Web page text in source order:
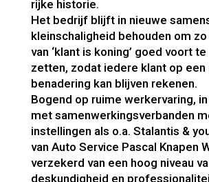
rijke historie.
Het bedrijf blijft in nieuwe
kleinschaligheid behouden om
van ‘klant is koning’ goed voort te
zetten, zodat iedere klant op
benadering kan blijven rekenen.
Bogend op ruime werkervaring,
met samenwerkingsverbanden
instellingen als o.a. Stalantis &
van Auto Service Pascal Knapen
verzekerd van een hoog niveau
deskundigheid en